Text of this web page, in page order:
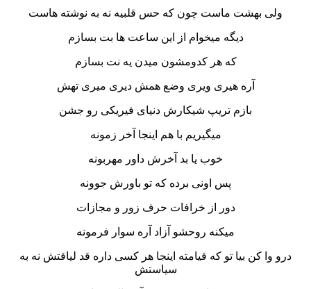
ولی بهشت ماست چون که حس قلبیه نه به نوشته هاست
دیگه میخوام از این ساعت ها بت بسازم
که هر کدومشون میدن یه نت بسازم
آره هیری ویری وضع همش دیری میری تهش
بازم تریپ شیکارش دنیای فیریکی رو جشن
میگیریم با هم اینجا آخر زمونه
خوب یا بد آخرش داور مهربونه
پس اونی برده که تو باورش جوونه
دور از خرافات حرف زور و مجازات
میکنه روحشو آزاد آره سوار فرمونه
درو وا کن بیا تو که قیامته اینجا هر کسی داره قد لیاقتش نه به
سیاستش